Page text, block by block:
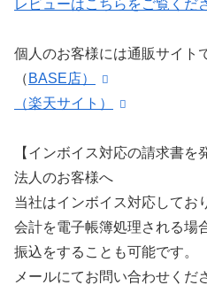
レビューはこちらをご覧くだ
個人のお客様には通販サイト
（ BASE店）
（楽天サイト）
【インボイス対応の請求書を
法人のお客様へ
当社はインボイス対応してお
会計を電子帳簿処理される場
振込をすることも可能です。
メールにてお問い合わせくだ